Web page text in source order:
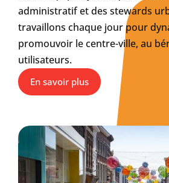
administratif et des stewards
travaillons chaque jour pour
promouvoir le centre-ville, au
utilisateurs.
En savoir plus